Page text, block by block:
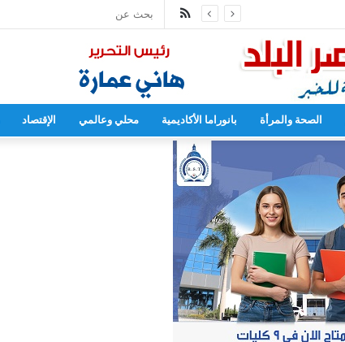
ملخص
الموقع
RSS
الصحة والمرأة بانوراما الأكاديمية محلي وعالمي الإقتصاد